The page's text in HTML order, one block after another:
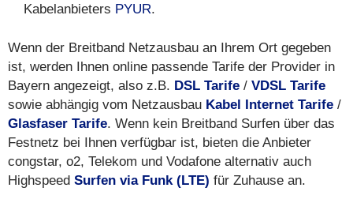
Kabelanbieters PYUR.
Wenn der Breitband Netzausbau an Ihrem Ort gegeben
ist, werden Ihnen online passende Tarife der Provider in
Bayern angezeigt, also z.B. DSL Tarife / VDSL Tarife
sowie abhängig vom Netzausbau Kabel Internet Tarife /
Glasfaser Tarife. Wenn kein Breitband Surfen über das
Festnetz bei Ihnen verfügbar ist, bieten die Anbieter
congstar, o2, Telekom und Vodafone alternativ auch
Highspeed Surfen via Funk (LTE) für Zuhause an.